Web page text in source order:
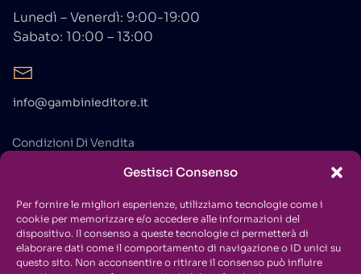
Gestisci Consenso
Per fornire le migliori esperienze, utilizziamo tecnologie come i
cookie per memorizzare e/o accedere alle informazioni del
dispositivo. Il consenso a queste tecnologie ci permetterà di
elaborare dati come il comportamento di navigazione o ID unici su
questo sito. Non acconsentire o ritirare il consenso può influire
Lunedì – Venerdì: 9:00-19:00
Sabato: 10:00 – 13:00
info@gambinieditore.it
Condizioni Di Vendita
Cookie Policy
Contatti